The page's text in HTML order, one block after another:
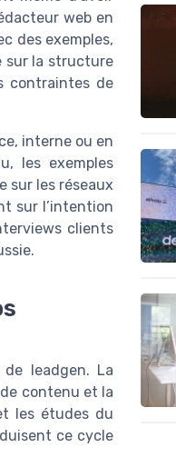
web en
des exemples,
sur la structure
contraintes de
interne ou en
les exemples
sur les réseaux
sur l’intention
clients
leadgen. La
contenu et la
les études du
ce cycle